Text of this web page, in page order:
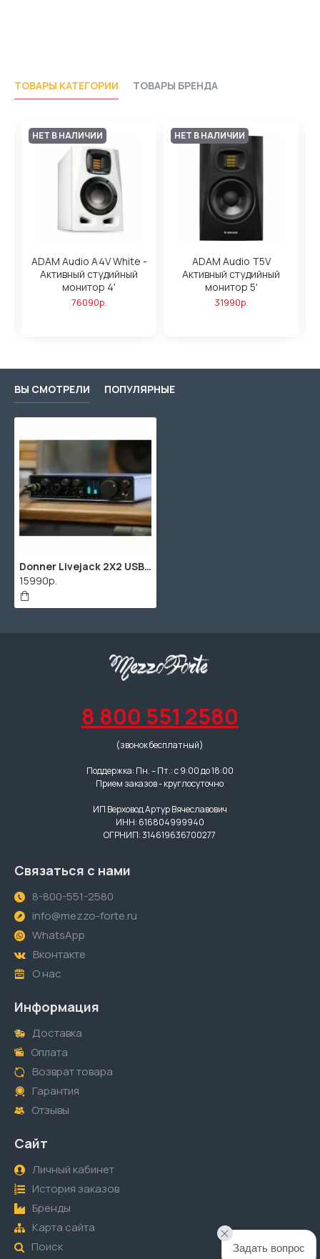
ТОВАРЫ КАТЕГОРИИ ТОВАРЫ БРЕНДА
НЕТ В НАЛИЧИИ
ADAM Audio A4V White -
Активный студийный
монитор 4'
76090р.
НЕТ В НАЛИЧИИ
ADAM Audio T5V
Активный студийный
монитор 5'
31990р.
ВЫ СМОТРЕЛИ ПОПУЛЯРНЫЕ
Donner Livejack 2X2 USB аудио интерфейс 2 входа/2 выхода с LCD- дисплеем
15990р.
8 800 551 2580
(звонок бесплатный)
Поддержка: Пн. – Пт.: с 9:00 до 18:00
Прием заказов - круглосуточно
ИП Верховод Артур Вячеславович
ИНН: 616804999940
ОГРНИП: 314619636700277
Связаться с нами
8-800-551-2580
info@mezzo-forte.ru
WhatsApp
Вконтакте
О нас
Информация
Доставка
Оплата
Возврат товара
Гарантия
Отзывы
Сайт
Личный кабинет
История заказов
Бренды
Карта сайта
Поиск
Задать вопрос